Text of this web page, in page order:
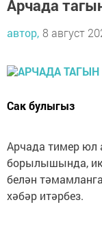
Арчада
автор, 8 август
Сак булыгыз
Арчада тимер юл
борылышында,
белән
хәбәр итәрбез.